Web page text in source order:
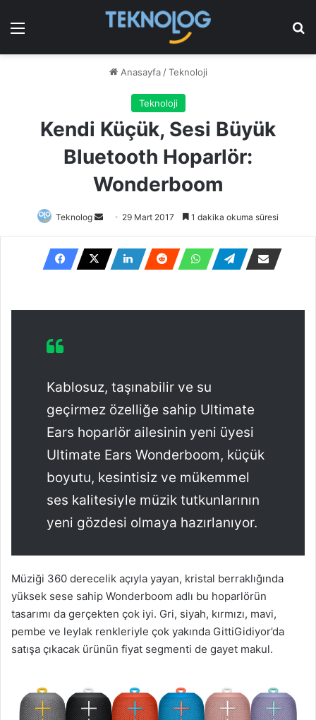
Menü
Anasayfa / Teknoloji
Teknoloji
Kendi Küçük, Sesi Büyük
Bluetooth Hoparlör:
Wonderboom
Teknolog
Bir
e-
posta
göndermek
29 Mart 2017 1 dakika okuma süresi
Kablosuz, taşınabilir ve su
geçirmez özelliğe sahip Ultimate
Ears hoparlör ailesinin yeni üyesi
Ultimate Ears Wonderboom, küçük
boyutu, kesintisiz ve mükemmel
ses kalitesiyle müzik tutkunlarının
yeni gözdesi olmaya hazırlanıyor.
Müziği 360 derecelik açıyla yayan, kristal berraklığında
yüksek sese sahip Wonderboom adlı bu hoparlörün
tasarımı da gerçekten çok iyi. Gri, siyah, kırmızı, mavi,
pembe ve leylak renkleriyle çok yakında GittiGidiyor’da
satışa çıkacak ürünün fiyat segmenti de gayet makul.